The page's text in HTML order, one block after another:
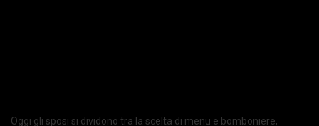
Oggi gli sposi si dividono tra la scelta di menu e bomboniere,